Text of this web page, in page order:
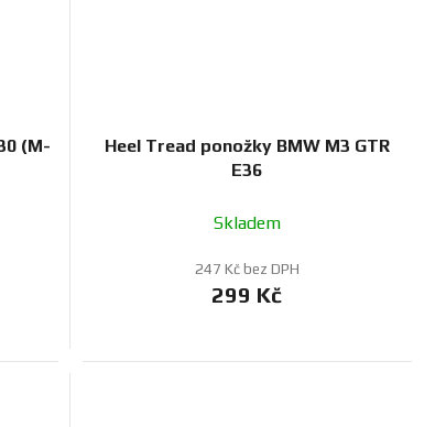
(M-
Heel Tread ponožky BMW M3 GTR
E36
Skladem
247 Kč bez DPH
299 Kč